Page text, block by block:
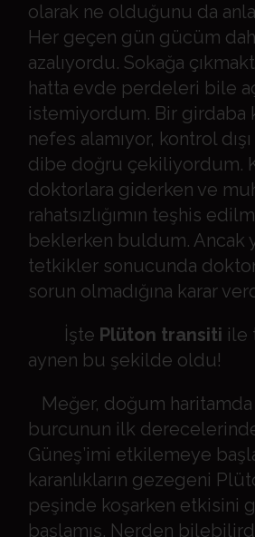
olarak ne olduğunu da
Her geçen gün gücüm
azalıyordu. Sokağa
hatta evde perdeleri bile
istemiyordum. Bir girdaba
nefes alamıyor, kontrol
dibe doğru çekiliyordum.
doktorlara giderken ve
rahatsızlığımın teşhis
beklerken buldum. Ancak
tetkikler sonucunda
sorun olmadığına karar
İşte Plüton transiti ile
aynen bu şekilde oldu!
Meğer, doğum haritamda
burcunun ilk
Güneş’imi etkilemeye
karanlıkların gezegeni
peşinde koşarken etkisini
başlamış. Nerden